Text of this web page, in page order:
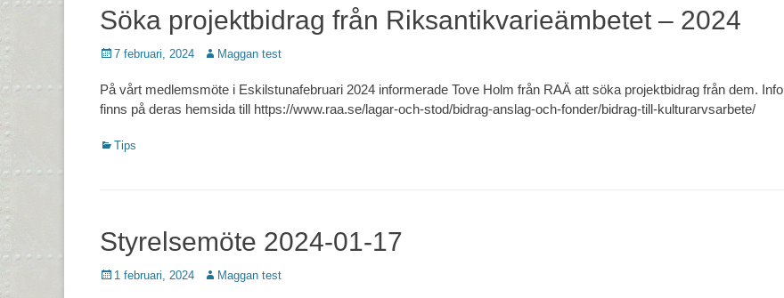
Söka projektbidrag från Riksantikvarieämbetet – 2024
Postades
7 februari, 2024 Författare
Maggan test
På vårt medlemsmöte i Eskilstunafebruari 2024 informerade Tove Holm från RAÄ att söka projektbidrag från dem. Info
finns på deras hemsida till https://www.raa.se/lagar-och-stod/bidrag-anslag-och-fonder/bidrag-till-kulturarvsarbete/
Kategorier
Tips
Styrelsemöte 2024-01-17
Postades
1 februari, 2024 Författare
Maggan test